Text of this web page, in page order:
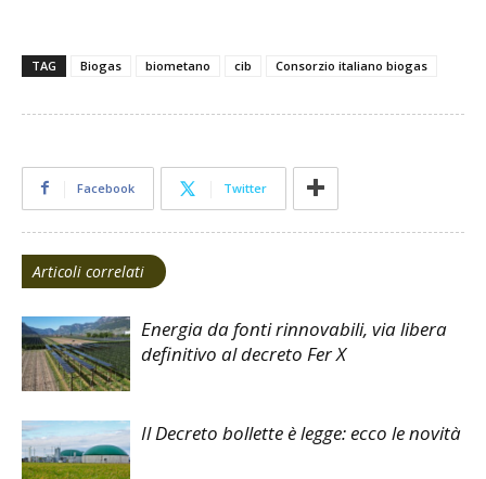
TAG Biogas biometano cib Consorzio italiano biogas
Facebook Twitter
Articoli correlati
Energia da fonti rinnovabili, via libera
definitivo al decreto Fer X
Il Decreto bollette è legge: ecco le novità